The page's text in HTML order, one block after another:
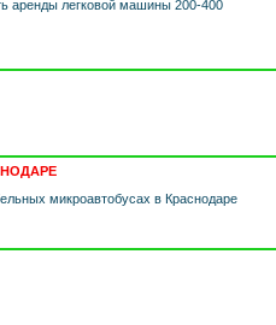
аренды легковой машины 200-400
микроавтобусах в Краснодаре